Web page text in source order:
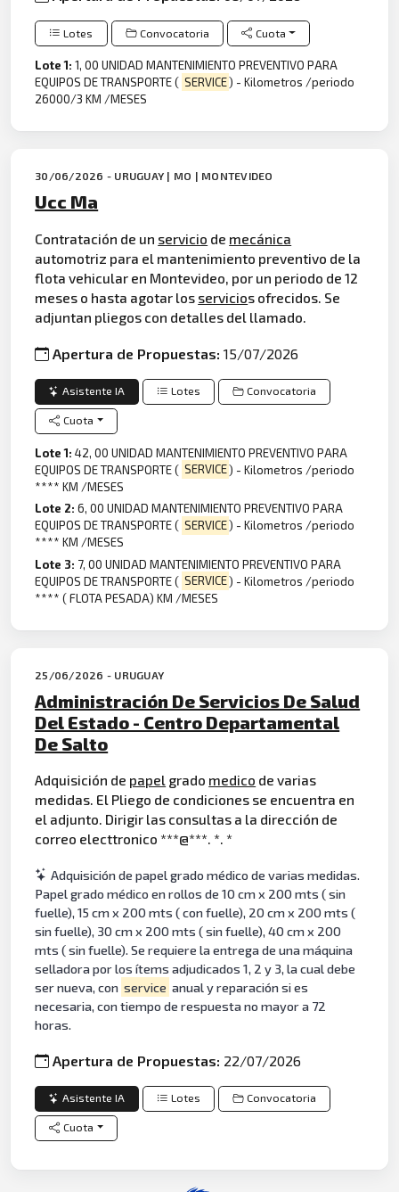
Lotes Convocatoria Cuota
Lote 1:1, 00 UNIDAD MANTENIMIENTO PREVENTIVO PARA
EQUIPOS DE TRANSPORTE ( SERVICE) - Kilometros /periodo
26000/3 KM /MESES
30/06/2026 - URUGUAY | MO | MONTEVIDEO
Ucc Ma
Contratación de un servicio de mecánica
automotriz para el mantenimiento preventivo de la
flota vehicular en Montevideo, por un periodo de 12
meses o hasta agotar los servicios ofrecidos. Se
adjuntan pliegos con detalles del llamado.
Apertura de Propuestas:15/07/2026
Asistente IA Lotes Convocatoria
Cuota
Lote 1:42, 00 UNIDAD MANTENIMIENTO PREVENTIVO PARA
EQUIPOS DE TRANSPORTE ( SERVICE) - Kilometros /periodo
**** KM /MESES
Lote 2:6, 00 UNIDAD MANTENIMIENTO PREVENTIVO PARA
EQUIPOS DE TRANSPORTE ( SERVICE) - Kilometros /periodo
**** KM /MESES
Lote 3: 7, 00 UNIDAD MANTENIMIENTO PREVENTIVO PARA
EQUIPOS DE TRANSPORTE ( SERVICE) - Kilometros /periodo
**** ( FLOTA PESADA) KM /MESES
25/06/2026 - URUGUAY
Administración De Servicios De Salud
Del Estado - Centro Departamental
De Salto
Adquisición de papel grado medico de varias
medidas. El Pliego de condiciones se encuentra en
el adjunto. Dirigir las consultas a la dirección de
correo electtronico ***@***. *. *
Adquisición de papel grado médico de varias medidas.
Papel grado médico en rollos de 10 cm x 200 mts ( sin
fuelle), 15 cm x 200 mts ( con fuelle), 20 cm x 200 mts (
sin fuelle), 30 cm x 200 mts ( sin fuelle), 40 cm x 200
mts ( sin fuelle). Se requiere la entrega de una máquina
selladora por los ítems adjudicados 1, 2 y 3, la cual debe
ser nueva, con service anual y reparación si es
necesaria, con tiempo de respuesta no mayor a 72
horas.
Apertura de Propuestas: 22/07/2026
Asistente IA Lotes Convocatoria
Cuota